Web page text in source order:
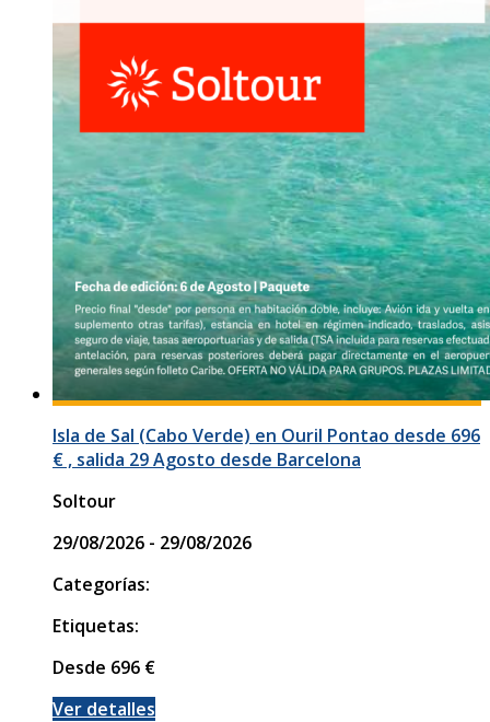
Isla de Sal (Cabo Verde) en Ouril Pontao desde 696
€ , salida 29 Agosto desde Barcelona
Soltour
29/08/2026 - 29/08/2026
Categorías:
Etiquetas:
Desde 696 €
Ver detalles